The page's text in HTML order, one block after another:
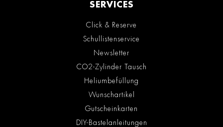
SERVICES
Click & Reserve
Schullistenservice
Newsletter
CO2-Zylinder Tausch
Heliumbefüllung
Wunschartikel
Gutscheinkarten
DIY-Bastelanleitungen